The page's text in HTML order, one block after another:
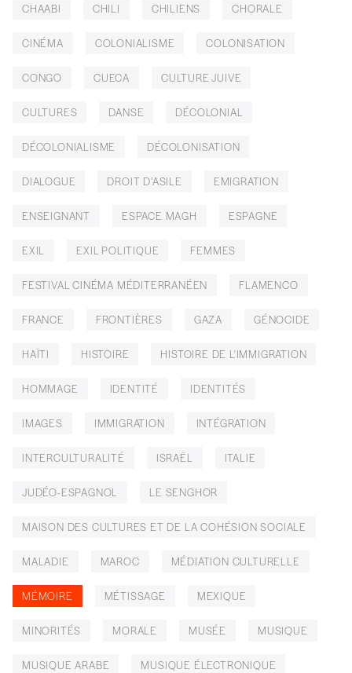
CHAABI CHILI CHILIENS CHORALE
CINÉMA COLONIALISME COLONISATION
CONGO CUECA CULTURE JUIVE
CULTURES DANSE DÉCOLONIAL
DÉCOLONIALISME DÉCOLONISATION
DIALOGUE DROIT D’ASILE EMIGRATION
ENSEIGNANT ESPACE MAGH ESPAGNE
EXIL EXIL POLITIQUE FEMMES
FESTIVAL CINÉMA MÉDITERRANÉEN FLAMENCO
FRANCE FRONTIÈRES GAZA GÉNOCIDE
HAÏTI HISTOIRE HISTOIRE DE L'IMMIGRATION
HOMMAGE IDENTITÉ IDENTITÉS
IMAGES IMMIGRATION INTÉGRATION
INTERCULTURALITÉ ISRAËL ITALIE
JUDÉO-ESPAGNOL LE SENGHOR
MAISON DES CULTURES ET DE LA COHÉSION SOCIALE
MALADIE MAROC MÉDIATION CULTURELLE
MÉMOIRE MÉTISSAGE MEXIQUE
MINORITÉS MORALE MUSÉE MUSIQUE
MUSIQUE ARABE MUSIQUE ÉLECTRONIQUE